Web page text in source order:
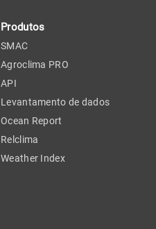
Produtos
SMAC
Agroclima PRO
API
Levantamento de dados
Ocean Report
Relclima
Weather Index